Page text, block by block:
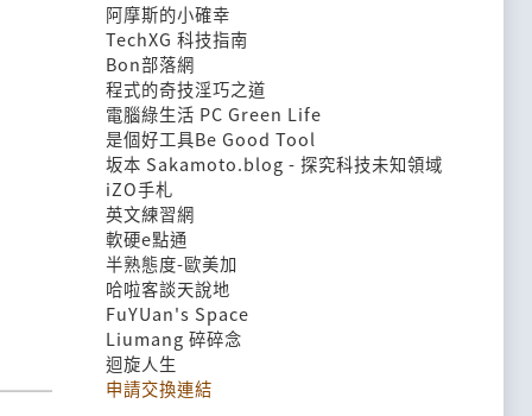
阿摩斯的小確幸
TechXG 科技指南
Bon部落網
程式的奇技淫巧之道
電腦綠生活 PC Green Life
是個好工具Be Good Tool
坂本 Sakamoto.blog - 探究科技未知領域
iZO手札
英文練習網
軟硬e點通
半熟態度-歐美加
哈啦客談天說地
FuYUan's Space
Liumang 碎碎念
迴旋人生
申請交換連結